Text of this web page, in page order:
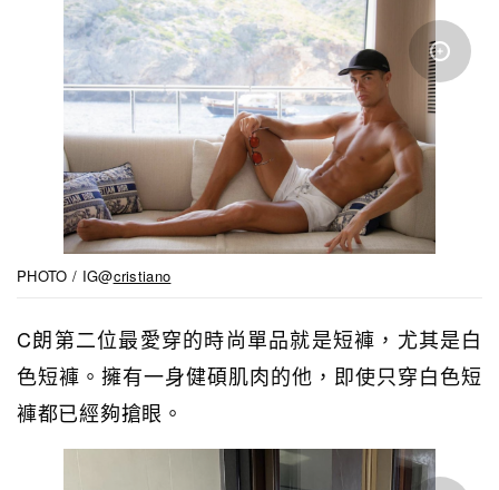
PHOTO / IG@cristiano
C朗第二位最愛穿的時尚單品就是短褲，尤其是白
色短褲。擁有一身健碩肌肉的他，即使只穿白色短
褲都已經夠搶眼。